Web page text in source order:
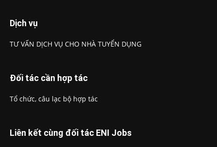
Dịch vụ
TƯ VẤN DỊCH VỤ CHO NHÀ TUYỂN DỤNG
Đối tác cần hợp tác
Tổ chức, câu lạc bộ hợp tác
Liên kết cùng đối tác ENI Jobs